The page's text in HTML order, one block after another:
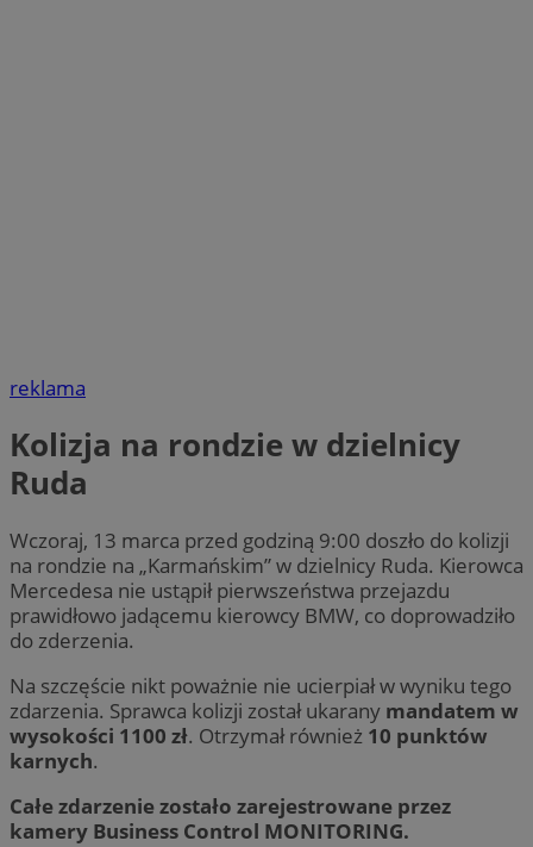
reklama
Kolizja na rondzie w dzielnicy
Ruda
Wczoraj, 13 marca przed godziną 9:00 doszło do kolizji
na rondzie na „Karmańskim” w dzielnicy Ruda. Kierowca
Mercedesa nie ustąpił pierwszeństwa przejazdu
prawidłowo jadącemu kierowcy BMW, co doprowadziło
do zderzenia.
Na szczęście nikt poważnie nie ucierpiał w wyniku tego
zdarzenia. Sprawca kolizji został ukarany mandatem w
wysokości 1100 zł. Otrzymał również 10 punktów
karnych.
Całe zdarzenie zostało zarejestrowane przez
kamery Business Control MONITORING.